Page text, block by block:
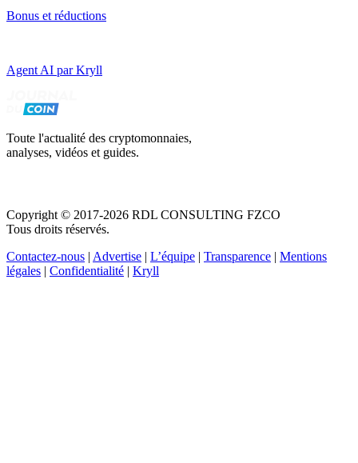
Bonus et réductions
Agent AI par Kryll
Toute l'actualité des cryptomonnaies,
analyses, vidéos et guides.
Copyright © 2017-2026 RDL CONSULTING FZCO
Tous droits réservés.
Contactez-nous | Advertise | L’équipe | Transparence | Mentions
légales | Confidentialité | Kryll